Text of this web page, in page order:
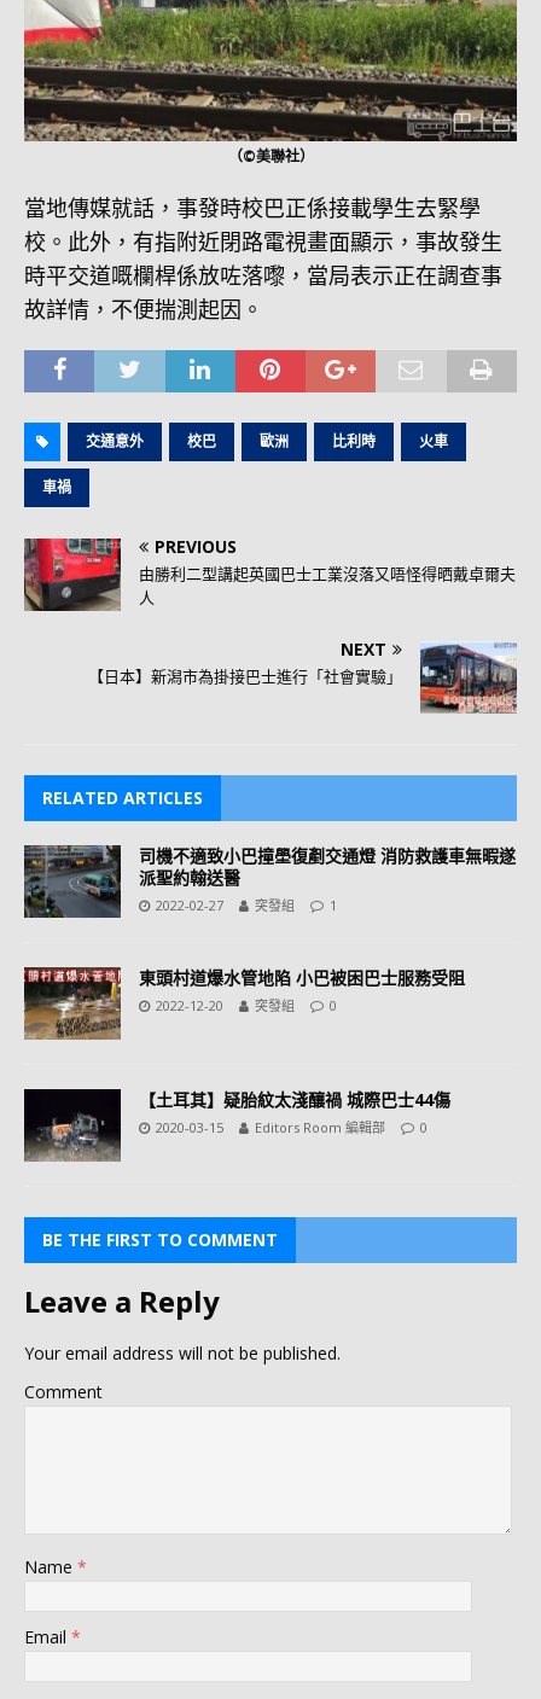
（©美聯社）
當地傳媒就話，事發時校巴正係接載學生去緊學
校。此外，有指附近閉路電視畫面顯示，事故發生
時平交道嘅欄桿係放咗落嚟，當局表示正在調查事
故詳情，不便揣測起因。
交通意外 校巴 歐洲 比利時 火車
車禍
PREVIOUS
由勝利二型講起英國巴士工業沒落又唔怪得晒戴卓爾夫
人
NEXT
【日本】新潟市為掛接巴士進行「社會實驗」
RELATED ARTICLES
司機不適致小巴撞壆復剷交通燈 消防救護車無暇遂
派聖約翰送醫
2022-02-27 突發組 1
東頭村道爆水管地陷 小巴被困巴士服務受阻
2022-12-20 突發組 0
【土耳其】疑胎紋太淺釀禍 城際巴士44傷
2020-03-15 Editors Room 編輯部 0
BE THE FIRST TO COMMENT
Leave a Reply
Your email address will not be published.
Comment
Name *
Email *